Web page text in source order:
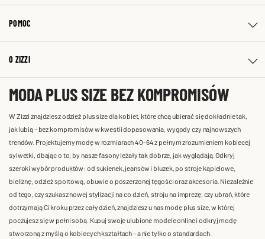
POMOC
O ZIZZI
MODA PLUS SIZE BEZ KOMPROMISÓW
W Zizzi znajdziesz odzież plus size dla kobiet, które chcą ubierać się dokładnie tak,
jak lubią – bez kompromisów w kwestii dopasowania, wygody czy najnowszych
trendów. Projektujemy modę w rozmiarach 40-64 z pełnym zrozumieniem kobiecej
sylwetki, dbając o to, by nasze fasony leżały tak dobrze, jak wyglądają. Odkryj
szeroki wybór produktów: od sukienek, jeansów i bluzek, po stroje kąpielowe,
bieliznę, odzież sportową, obuwie o poszerzonej tęgości oraz akcesoria. Niezależnie
od tego, czy szukasz nowej stylizacji na co dzień, stroju na imprezę, czy ubrań, które
dotrzymają Ci kroku przez cały dzień, znajdziesz u nas modę plus size, w której
poczujesz się w pełni sobą. Kupuj swoje ulubione modele online i odkryj modę
stworzoną z myślą o kobiecych kształtach – a nie tylko o standardach.